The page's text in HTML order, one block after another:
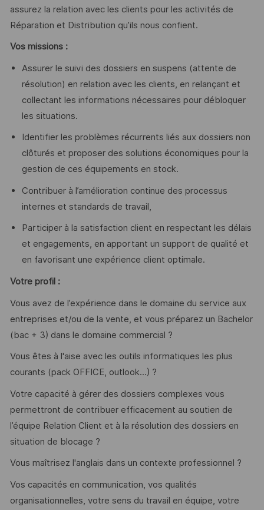
assurez la relation avec les clients pour les activités de
Réparation et Distribution qu’ils nous confient.
Vos missions :
Assurer le suivi des dossiers en suspens (attente de
résolution) en relation avec les clients, en relançant et
collectant les informations nécessaires pour débloquer
les situations.
Identifier les problèmes récurrents liés aux dossiers non
clôturés et proposer des solutions économiques pour la
gestion de ces équipements en stock.
Contribuer à l’amélioration continue des processus
internes et standards de travail,
Participer à la satisfaction client en respectant les délais
et engagements, en apportant un support de qualité et
en favorisant une expérience client optimale.
Votre profil :
Vous avez de l’expérience dans le domaine du service aux
entreprises et/ou de la vente, et vous préparez un Bachelor
(bac + 3) dans le domaine commercial ?
Vous êtes à l'aise avec les outils informatiques les plus
courants (pack OFFICE, outlook...) ?
Votre capacité à gérer des dossiers complexes vous
permettront de contribuer efficacement au soutien de
l’équipe Relation Client et à la résolution des dossiers en
situation de blocage ?
Vous maîtrisez l'anglais dans un contexte professionnel ?
Vos capacités en communication, vos qualités
organisationnelles, votre sens du travail en équipe, votre